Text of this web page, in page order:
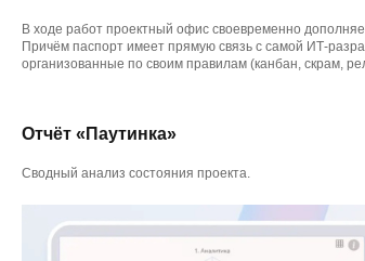
В ходе работ проектный офис своевременно
Причём паспорт имеет прямую связь с самой ИТ-
организованные по своим правилам (канбан, скрам,
Отчёт «Паутинка»
Сводный анализ состояния проекта.